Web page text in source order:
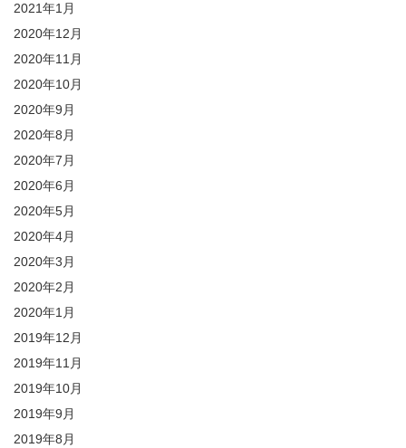
2021年1月
2020年12月
2020年11月
2020年10月
2020年9月
2020年8月
2020年7月
2020年6月
2020年5月
2020年4月
2020年3月
2020年2月
2020年1月
2019年12月
2019年11月
2019年10月
2019年9月
2019年8月